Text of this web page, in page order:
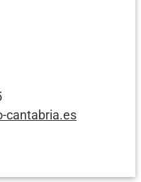
cantabria.es